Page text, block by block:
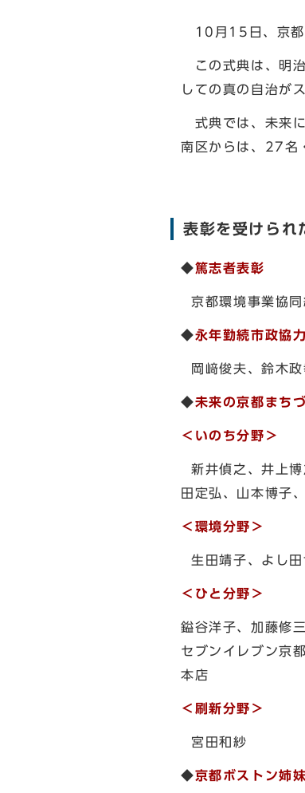
10月15日、京都
この式典は、明
しての真の自治が
式典では、未来に
南区からは、27名
表彰を受けられ
◆篤志者表彰
京都環境事業協同
◆永年勤続市政協
岡﨑俊夫、鈴木政
◆未来の京都まち
＜いのち分野＞
新井偵之、井上博
田定弘、山本博子
＜環境分野＞
生田靖子、よし田
＜ひと分野＞
鎰谷洋子、加藤修
セブンイレブン京
本店
＜刷新分野＞
宮田和紗
◆京都ボストン姉